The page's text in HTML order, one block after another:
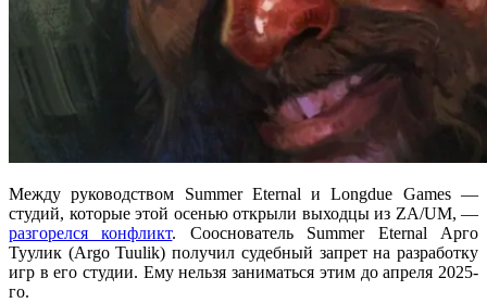
Между руководством Summer Eternal и Longdue Games —
студий, которые этой осенью открыли выходцы из ZA/UM, —
разгорелся конфликт. Сооснователь Summer Eternal Арго
Туулик (Argo Tuulik) получил судебный запрет на разработку
игр в его студии. Ему нельзя заниматься этим до апреля 2025-
го.